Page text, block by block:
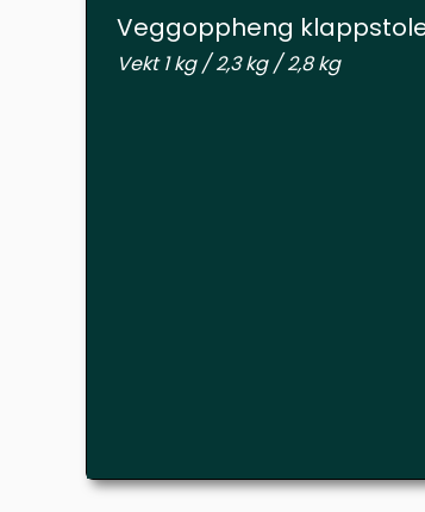
Veggoppheng
Vekt 1 kg / 2,3 kg / 2,8 kg